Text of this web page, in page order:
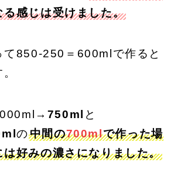
る感じは受けました。
て850-250＝600mlで作ると
750ml と
の中間の700mlで作った場
は好みの濃さになりました。